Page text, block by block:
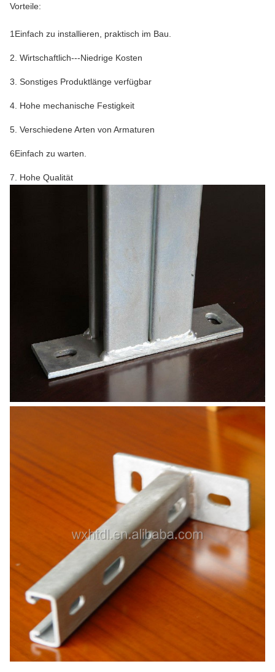
Vorteile:
1Einfach zu installieren, praktisch im Bau.
2. Wirtschaftlich---Niedrige Kosten
3. Sonstiges Produktlänge verfügbar
4. Hohe mechanische Festigkeit
5. Verschiedene Arten von Armaturen
6Einfach zu warten.
7. Hohe Qualität